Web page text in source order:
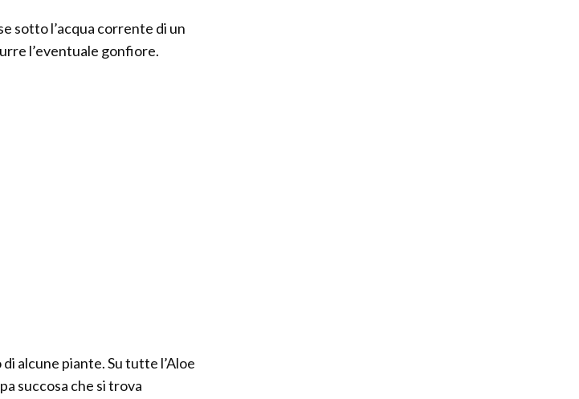
sotto l’acqua corrente di un
l’eventuale gonfiore.
alcune piante. Su tutte l’Aloe
succosa che si trova